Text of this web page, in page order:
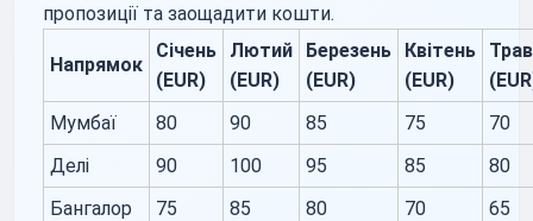
пропозиції та заощадити кошти.
Напрямок
Січень
(EUR)
Лютий
(EUR)
Березень
(EUR)
Квітень
(EUR)
Мумбаї
80 90 85 75
70
Делі
90 100 95 85
80
Бангалор
75 85 80 70
65